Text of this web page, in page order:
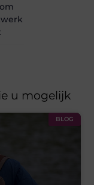
u mogelijk
BLOG